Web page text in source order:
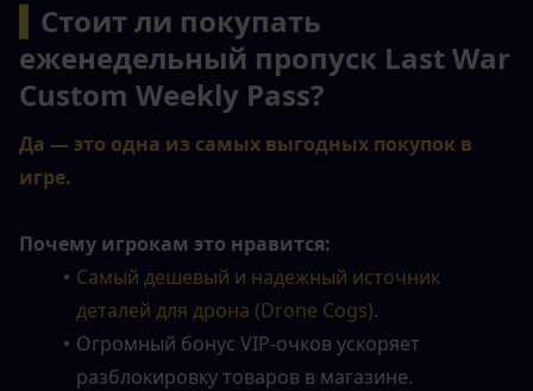
Стоит ли покупать
еженедельный пропуск Last War
Custom Weekly Pass?
Да — это одна из самых выгодных покупок в
игре.
Почему игрокам это нравится:
Самый дешевый и надежный источник
деталей для дрона (Drone Cogs).
Огромный бонус VIP-очков ускоряет
разблокировку товаров в магазине.